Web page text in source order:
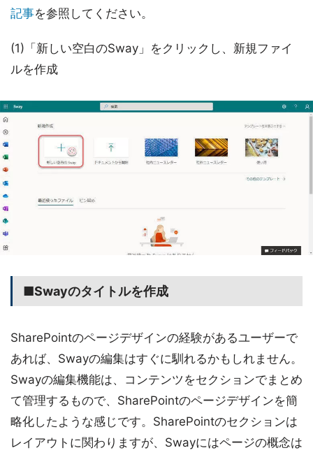
記事を参照してください。
(1)「新しい空白のSway」をクリックし、新規ファイ
ルを作成
■Swayのタイトルを作成
SharePointのページデザインの経験があるユーザーで
あれば、Swayの編集はすぐに馴れるかもしれません。
Swayの編集機能は、コンテンツをセクションでまとめ
て管理するもので、SharePointのページデザインを簡
略化したような感じです。SharePointのセクションは
レイアウトに関わりますが、Swayにはページの概念は